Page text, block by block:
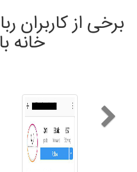
برخی از کاربران
خانه